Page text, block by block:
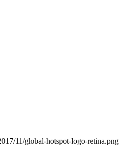
11/global-hotspot-logo-retina.png